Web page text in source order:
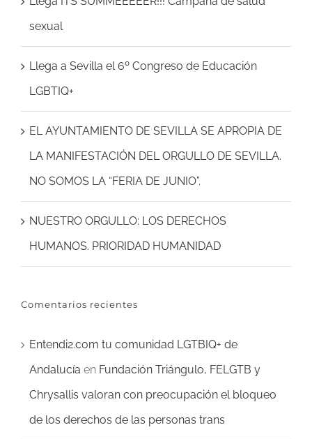
sexual
Llega a Sevilla el 6º Congreso de Educación
LGBTIQ+
EL AYUNTAMIENTO DE SEVILLA SE APROPIA DE
LA MANIFESTACIÓN DEL ORGULLO DE SEVILLA.
NO SOMOS LA “FERIA DE JUNIO”.
NUESTRO ORGULLO: LOS DERECHOS
HUMANOS. PRIORIDAD HUMANIDAD
Comentarios recientes
Entendi2.com tu comunidad LGTBIQ+ de
Andalucía en Fundación Triángulo, FELGTB y
Chrysallis valoran con preocupación el bloqueo
de los derechos de las personas trans